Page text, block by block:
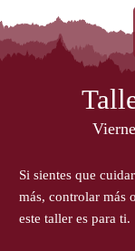
Si sientes que
más, controlar más
este taller es para ti.